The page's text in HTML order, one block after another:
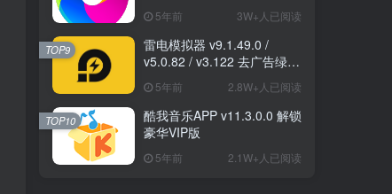
5年前 3W+人已阅读
雷电模拟器 v9.1.49.0 /
v5.0.82 / v3.122 去广告绿色
5年前 2.8W+人已阅读
TOP9
酷我音乐APP v11.3.0.0 解锁
豪华VIP版
5年前 2.1W+人已阅读
TOP10